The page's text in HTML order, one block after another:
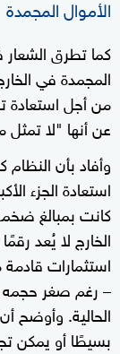
الأموال المجمدة
كما تطرق
المجمدة في
من أجل
عن أنها "لا
وأفاد بأن
استعادة الجزء
كانت بمبالغ
الخارج لا يُعد
استثمارات
– رغم صغر حجمه
الحالية. وأوضح
بسيطًا أو يمكن